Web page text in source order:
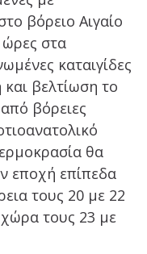
βόρειο Αιγαίο
ώρες στα
καταιγίδες
βελτίωση το
βόρειες
θα
εποχή επίπεδα
τους 20 με 22
τους 23 με